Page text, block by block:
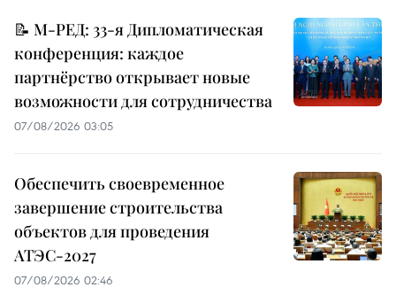
📝 М-РЕД: 33-я Дипломатическая
конференция: каждое
партнёрство открывает новые
возможности для сотрудничества
07/08/2026 03:05
Обеспечить своевременное
завершение строительства
объектов для проведения
АТЭС-2027
07/08/2026 02:46